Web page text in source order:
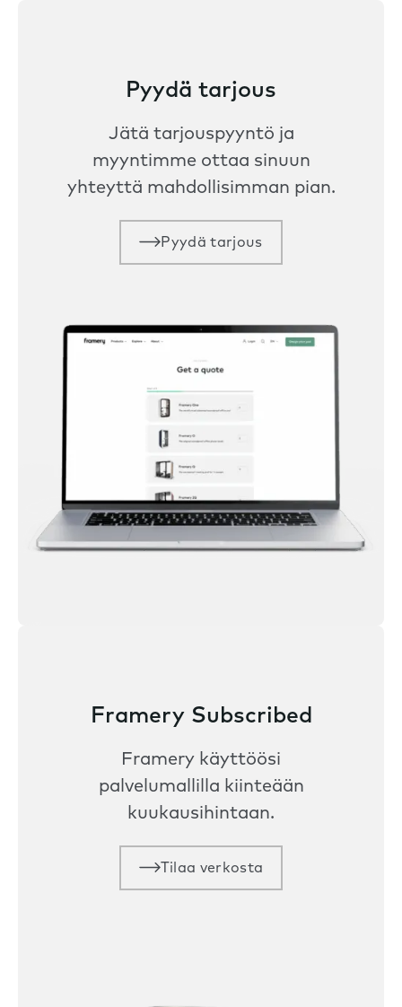
Pyydä tarjous
Jätä tarjouspyyntö ja
myyntimme ottaa sinuun
yhteyttä mahdollisimman pian.
Pyydä tarjous
Framery Subscribed
Framery käyttöösi
palvelumallilla kiinteään
kuukausihintaan.
Tilaa verkosta